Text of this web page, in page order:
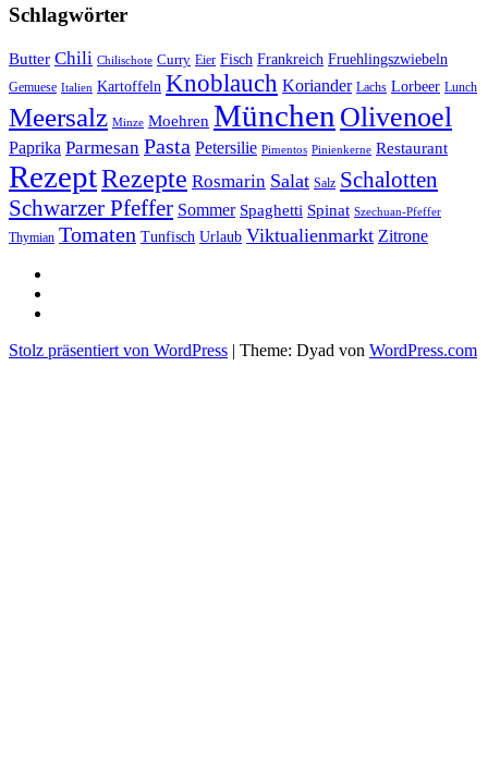
Schlagwörter
Butter Chili Chilischote Curry Eier Fisch Frankreich Fruehlingszwiebeln
Gemuese Italien Kartoffeln Knoblauch Koriander Lachs Lorbeer Lunch
Meersalz Minze Moehren München Olivenoel
Paprika Parmesan Pasta Petersilie Pimentos Pinienkerne Restaurant
RezeptRezepte Rosmarin Salat Salz Schalotten
Schwarzer Pfeffer Sommer Spaghetti Spinat Szechuan-Pfeffer
Thymian Tomaten Tunfisch Urlaub Viktualienmarkt Zitrone
Stolz präsentiert von WordPress | Theme: Dyad von WordPress.com